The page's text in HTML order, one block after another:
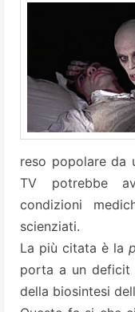
reso popolare da
TV potrebbe
condizioni
scienziati.
La più citata è la
porta a un deficit
della biosintesi